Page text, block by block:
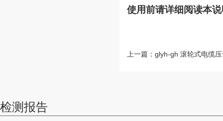
使用前请详细阅读本
上一篇： glyh-gh 滚轮式电缆
检测报告